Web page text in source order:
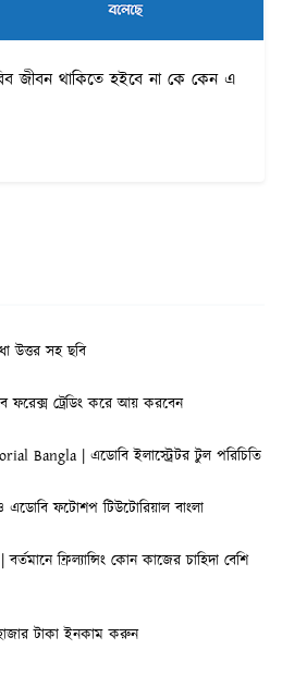
জীবন থাকিতে হইবে না কে কেন এ
উত্তর সহ ছবি
ফরেক্স ট্রেডিং করে আয় করবেন
Bangla | এডোবি ইলাস্ট্রেটর টুল পরিচিতি
ফটোশপ টিউটোরিয়াল বাংলা
ফ্রিল্যান্সিং কোন কাজের চাহিদা বেশি
টাকা ইনকাম করুন